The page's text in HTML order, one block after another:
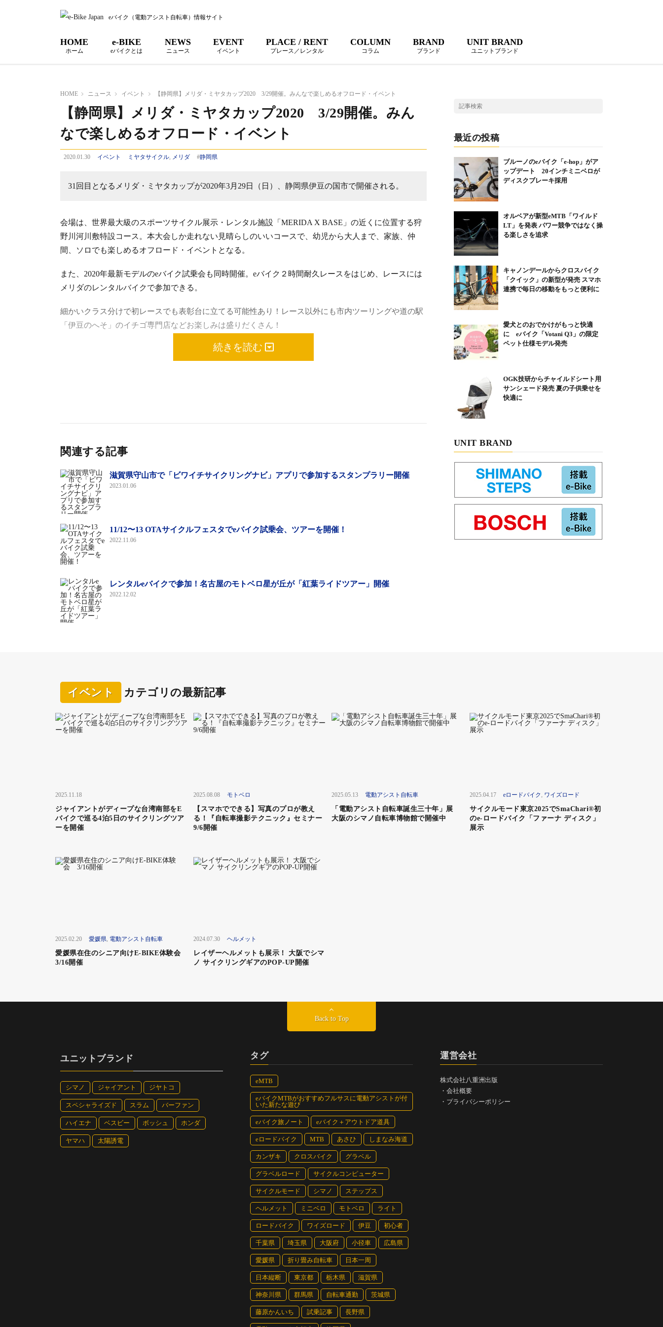
eバイク（電動アシスト自転車）情報サイト
HOME
ホーム
e-BIKE
eバイクとは
NEWS
ニュース
EVENT
イベント
PLACE / RENT
プレース／レンタル
COLUMN
コラム
BRAND
ブランド
UNIT BRAND
ユニットブランド
HOME ニュース イベント 【静岡県】メリダ・ミヤタカップ2020 3/29開催。みんなで楽しめるオフロード・イベント
【静岡県】メリダ・ミヤタカップ2020 3/29開催。みん
なで楽しめるオフロード・イベント
2020.01.30 イベント ミヤタサイクル, メリダ #静岡県
31回目となるメリダ・ミヤタカップが2020年3月29日（日）、静岡県伊豆の国市で開催される。
会場は、世界最大級のスポーツサイクル展示・レンタル施設「MERIDA X BASE」の近くに位置する狩
野川河川敷特設コース。本大会しか走れない見晴らしのいいコースで、幼児から大人まで、家族、仲
間、ソロでも楽しめるオフロード・イベントとなる。
また、2020年最新モデルのeバイク試乗会も同時開催。eバイク２時間耐久レースをはじめ、レースには
メリダのレンタルバイクで参加できる。
細かいクラス分けで初レースでも表彰台に立てる可能性あり！レース以外にも市内ツーリングや道の駅
「伊豆のへそ」のイチゴ専門店などお楽しみは盛りだくさん！
大会名称：メリダ・ミヤタカップ 2020
開催場所：伊豆の国市 狩野川河川敷特設コース
参加費：500円〜8000円
申込方法：
共催：伊豆の国市狩野川利活用調整協議会（仮称）
後援：伊豆の国市 他
特別協賛：株式会社ミヤタサイクル
続きを読む
関連する記事
滋賀県守山市で「ビワイチサイクリングナビ」アプリで参加するスタンプラリー開催
2023.01.06
11/12〜13 OTAサイクルフェスタでeバイク試乗会、ツアーを開催！
2022.11.06
レンタルeバイクで参加！名古屋のモトベロ星が丘が「紅葉ライドツアー」開催
2022.12.02
最近の投稿
ブルーノのeバイク「e-hop」がア
ップデート 20インチミニベロが
ディスクブレーキ採用
オルベアが新型eMTB「ワイルド
LT」を発表 パワー競争ではなく操
る楽しさを追求
キャノンデールからクロスバイク
「クイック」の新型が発売 スマホ
連携で毎日の移動をもっと便利に
愛犬とのおでかけがもっと快適
に eバイク「Votani Q3」の限定
ペット仕様モデル発売
OGK技研からチャイルドシート用
サンシェード発売 夏の子供乗せを
快適に
UNIT BRAND
イベント カテゴリの最新記事
2025.11.18
ジャイアントがディープな台湾南部をE
バイクで巡る4泊5日のサイクリングツア
ーを開催
2025.08.08 モトベロ
【スマホでできる】写真のプロが教え
る！『自転車撮影テクニック』セミナー
9/6開催
2025.05.13 電動アシスト自転車
「電動アシスト自転車誕生三十年」展
大阪のシマノ自転車博物館で開催中
2025.04.17 eロードバイク , ワイズロード
サイクルモード東京2025でSmaChari®初
のe-ロードバイク「ファーナ ディスク」
展示
2025.02.20 愛媛県 電動アシスト自転車
愛媛県在住のシニア向けE-BIKE体験会
3/16開催
2024.07.30 ヘルメット
レイザーヘルメットも展示！ 大阪でシマ
ノ サイクリングギアのPOP-UP開催
Back to Top
ユニットブランド
シマノ ジャイアント ジヤトコ
スペシャライズド スラム バーファン
ハイエナ ベスビー ボッシュ ホンダ
ヤマハ 太陽誘電
タグ
eMTB
eバイクMTBがおすすめフルサスに電動アシストが付
いた新たな遊び
eバイク旅ノート eバイク＋アウトドア道具
eロードバイク MTB あさひ しまなみ海道
カンザキ クロスバイク グラベル
グラベルロード サイクルコンピューター
サイクルモード シマノ ステップス
ヘルメット ミニベロ モトベロ ライト
ロードバイク ワイズロード 伊豆 初心者
千葉県 埼玉県 大阪府 小径車 広島県
愛媛県 折り畳み自転車 日本一周
日本縦断 東京都 栃木県 滋賀県
神奈川県 群馬県 自転車通勤 茨城県
藤原かんいち 試乗記事 長野県
運営会社
株式会社八重洲出版
・ 会社概要
・ プライバシーポリシー